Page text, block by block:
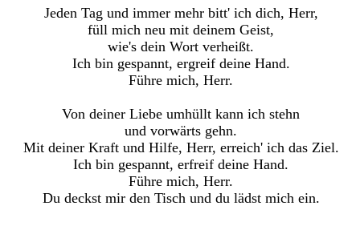
Jeden Tag und immer mehr bitt' ich dich, Herr,
füll mich neu mit deinem Geist,
wie's dein Wort verheißt.
Ich bin gespannt, ergreif deine Hand.
Führe mich, Herr.
Von deiner Liebe umhüllt kann ich stehn
und vorwärts gehn.
Mit deiner Kraft und Hilfe, Herr, erreich' ich das Ziel.
Ich bin gespannt, erfreif deine Hand.
Führe mich, Herr.
Du deckst mir den Tisch und du lädst mich ein.